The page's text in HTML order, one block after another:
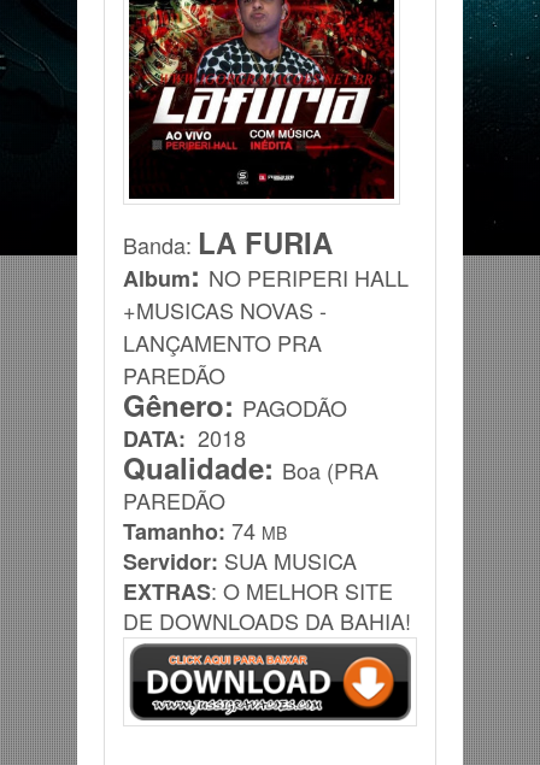
Banda: LA FURIA
Album: NO PERIPERI HALL
+MUSICAS NOVAS -
LANÇAMENTO PRA
PAREDÃO
Gênero: PAGODÃO
DATA: 2018
Qualidade: Boa (PRA
PAREDÃO
Tamanho: 74 MB
Servidor: SUA MUSICA
EXTRAS: O MELHOR SITE
DE DOWNLOADS DA BAHIA!